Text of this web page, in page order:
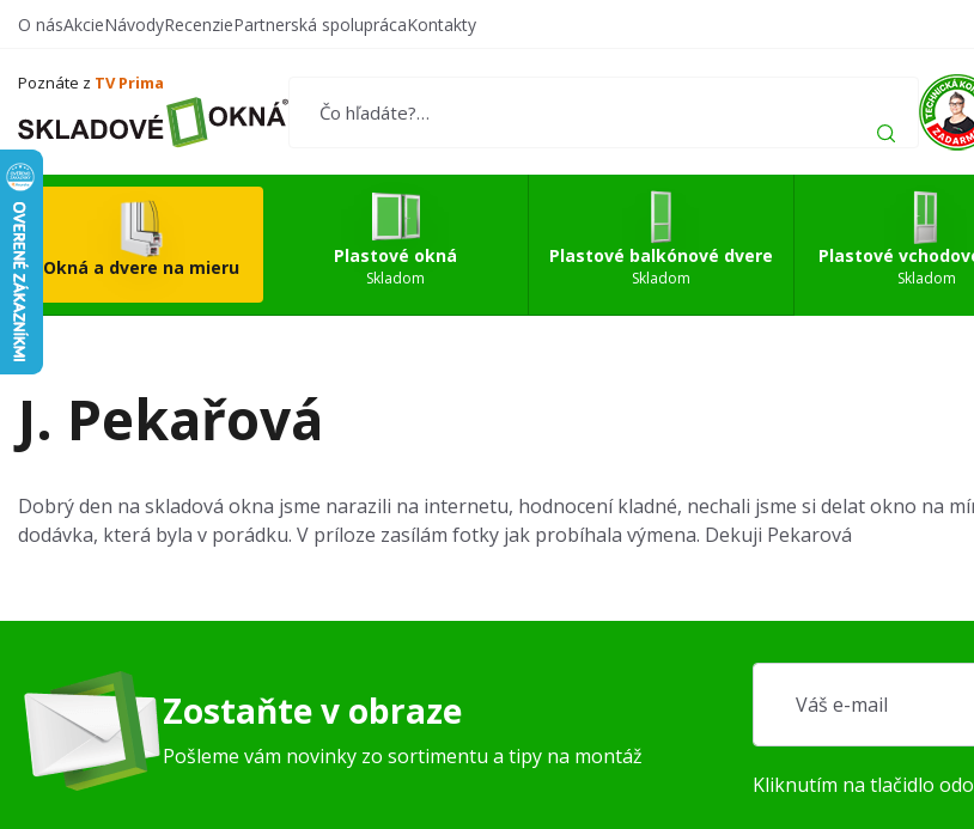
Vytvorte si vlastný
O násAkcieNávodyRecenziePartnerská spoluprácaKontakty
Poznáte z TV Prima
Okná a dvere na mieru
Plastové okná
Skladom
Plastové balkónové dvere
Skladom
Plastové
Skladom
J. Pekařová
Dobrý den na skladová okna jsme narazili na internetu, hodnocení kladné, nechali jsme si delat okno na
dodávka, která byla v porádku. V príloze zasílám fotky jak probíhala výmena. Dekuji Pekarová
Zostaňte v obraze
Pošleme vám novinky zo sortimentu a tipy na montáž
Kliknutím na tlačidlo